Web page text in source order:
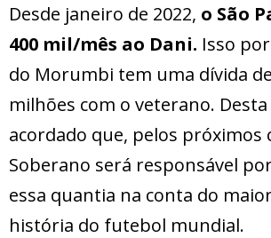
Desde janeiro de 2022, o São
400 mil/mês ao Dani. Isso
do Morumbi tem uma dívida
milhões com o veterano.
acordado que, pelos próximos
Soberano será responsável
essa quantia na conta do
história do futebol mundial.